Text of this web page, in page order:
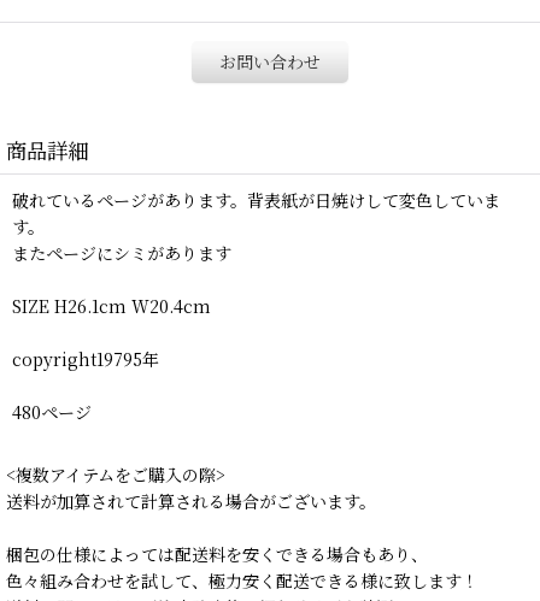
お問い合わせ
商品詳細
破れているページがあります。背表紙が日焼けして変色していま
す。
またページにシミがあります
SIZE H26.1cm W20.4cm
copyright19795年
480ページ
<複数アイテムをご購入の際>
送料が加算されて計算される場合がございます。
梱包の仕様によっては配送料を安くできる場合もあり、
色々組み合わせを試して、極力安く配送できる様に致します！